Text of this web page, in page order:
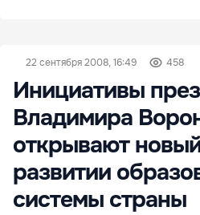
22 сентября 2008, 16:49 458
Инициативы
Владимира
открывают
развитии
системы страны